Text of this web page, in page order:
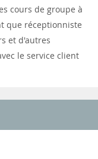
cours de groupe à
que réceptionniste
et d'autres
le service client